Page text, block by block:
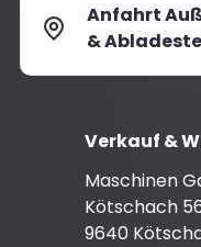
Anfahrt
&
Verkauf &
Maschinen
Kötschach
9640